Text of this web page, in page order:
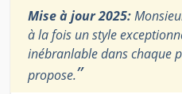
Mise à jour 2025:
à la fois un style
inébranlable dans chaque
propose.”